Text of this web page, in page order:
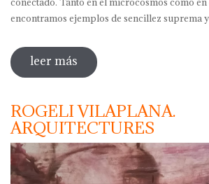
encontramos ejemplos de sencillez suprema
leer más sobre joan parramón.
microcosmos
ROGELI VILAPLANA.
ARQUITECTURES